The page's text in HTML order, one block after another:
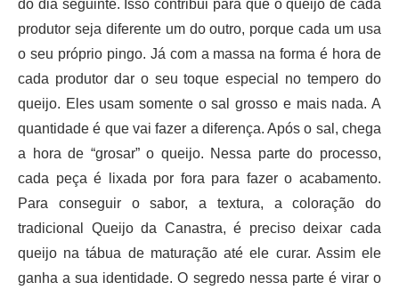
do dia seguinte. Isso contribui para que o queijo de cada
produtor seja diferente um do outro, porque cada um usa
o seu próprio pingo. Já com a massa na forma é hora de
cada produtor dar o seu toque especial no tempero do
queijo. Eles usam somente o sal grosso e mais nada. A
quantidade é que vai fazer a diferença. Após o sal, chega
a hora de “grosar” o queijo. Nessa parte do processo,
cada peça é lixada por fora para fazer o acabamento.
Para conseguir o sabor, a textura, a coloração do
tradicional Queijo da Canastra, é preciso deixar cada
queijo na tábua de maturação até ele curar. Assim ele
ganha a sua identidade. O segredo nessa parte é virar o